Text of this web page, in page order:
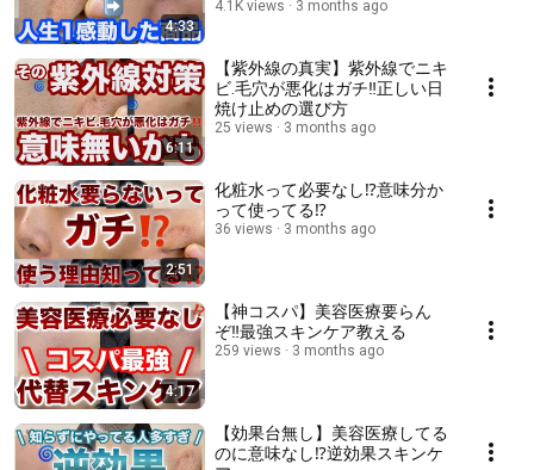
4:33
4.1K views 3 months ago
6:11
【紫外線の真実】紫外線でニキ
ビ.毛穴が悪化はガチ‼️正しい日
焼け止めの選び方
25 views 3 months ago
2:51
化粧水って必要なし⁉️意味分か
って使ってる⁉️
36 views 3 months ago
4:17
【神コスパ】美容医療要らん
ぞ‼️最強スキンケア教える
259 views 3 months ago
【効果台無し】美容医療してる
のに意味なし⁉️逆効果スキンケ